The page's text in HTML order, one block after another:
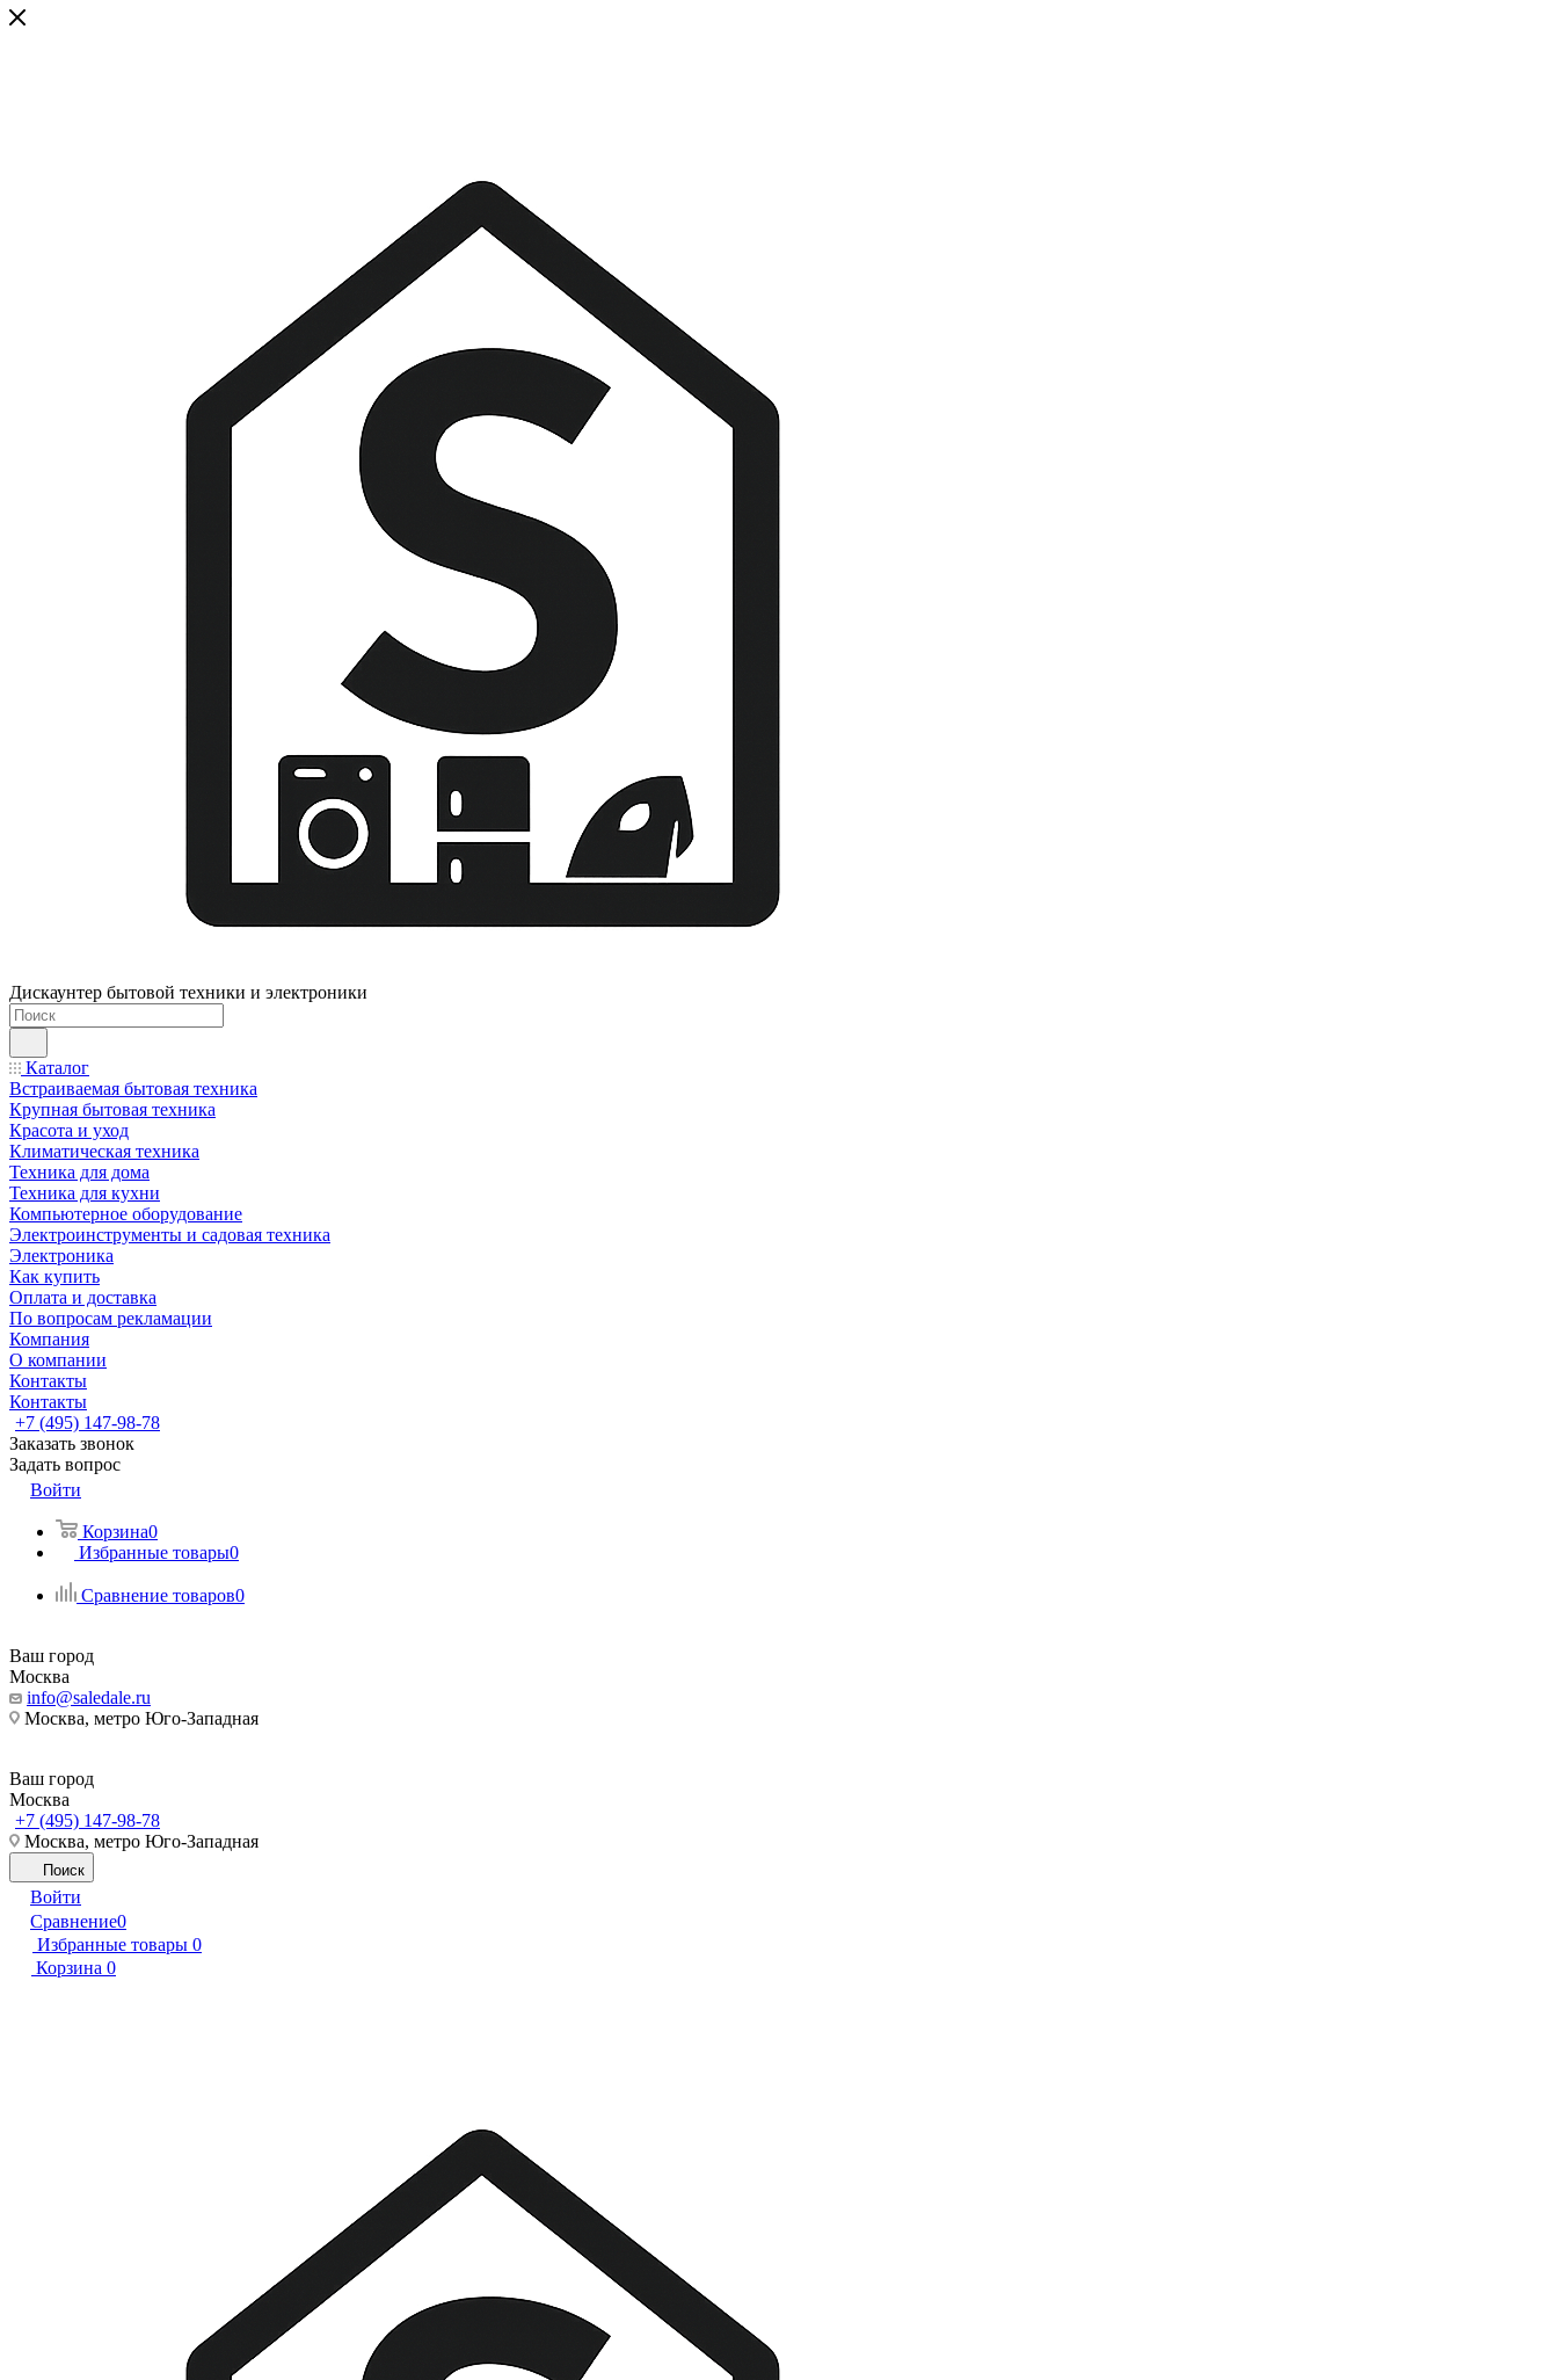
Дискаунтер бытовой техники и электроники
Каталог
Встраиваемая бытовая техника
Крупная бытовая техника
Красота и уход
Климатическая техника
Техника для дома
Техника для кухни
Компьютерное оборудование
Электроинструменты и садовая техника
Электроника
Как купить
Оплата и доставка
По вопросам рекламации
Компания
О компании
Контакты
Контакты
+7 (495) 147-98-78
Заказать звонок
Задать вопрос
Войти
Корзина0
Избранные товары0
Сравнение товаров0
Ваш город
Москва
info@saledale.ru
Москва, метро Юго-Западная
Ваш город
Москва
+7 (495) 147-98-78
Москва, метро Юго-Западная
Поиск
Войти
Сравнение0
Избранные товары 0
Корзина 0